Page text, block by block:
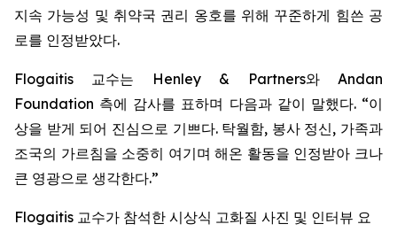
지속 가능성 및 취약국 권리 옹호를 위해 꾸준하게 힘쓴 공
로를 인정받았다.
Flogaitis 교수는 Henley & Partners와 Andan
Foundation 측에 감사를 표하며 다음과 같이 말했다. “이
상을 받게 되어 진심으로 기쁘다. 탁월함, 봉사 정신, 가족과
조국의 가르침을 소중히 여기며 해온 활동을 인정받아 크나
큰 영광으로 생각한다.”
Flogaitis 교수가 참석한 시상식 고화질 사진 및 인터뷰 요